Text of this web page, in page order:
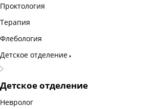
Проктология
Терапия
Флебология
Детское отделение
Детское отделение
Невролог